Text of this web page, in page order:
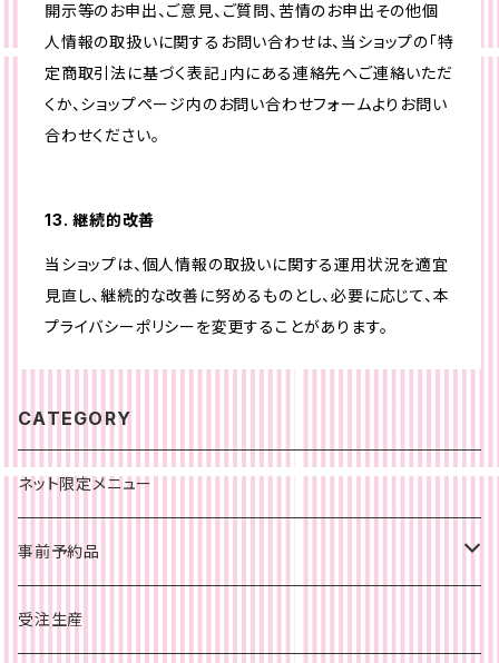
開示等のお申出、ご意見、ご質問、苦情のお申出その他個
人情報の取扱いに関するお問い合わせは、当ショップの「特
定商取引法に基づく表記」内にある連絡先へご連絡いただ
くか、ショップページ内のお問い合わせフォームよりお問い
合わせください。
13. 継続的改善
当ショップは、個人情報の取扱いに関する運用状況を適宜
見直し、継続的な改善に努めるものとし、必要に応じて、本
プライバシーポリシーを変更することがあります。
CATEGORY
ネット限定メニュー
事前予約品
旭川店
受注生産